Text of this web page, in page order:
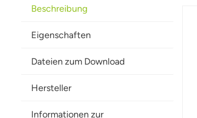
Beschreibung
Eigenschaften
Dateien zum Download
Hersteller
Informationen zur